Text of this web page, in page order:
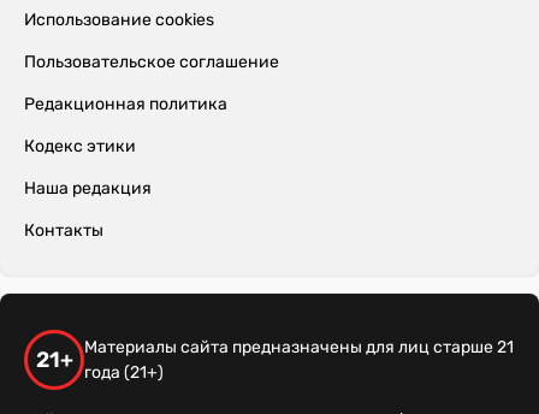
Использование cookies
Пользовательское соглашение
Редакционная политика
Кодекс этики
Наша редакция
Контакты
21+
Материалы сайта предназначены для лиц старше 21
года (21+)